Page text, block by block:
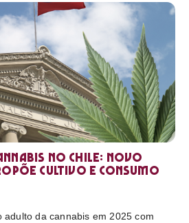
no Chile: novo
cultivo e consumo
adulto da cannabis em 2025 com